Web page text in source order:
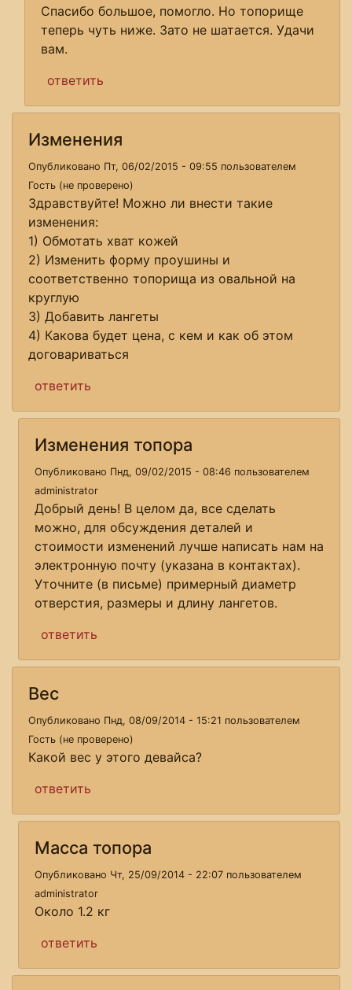
Спасибо большое, помогло. Но топорище
теперь чуть ниже. Зато не шатается. Удачи
вам.
ответить
Изменения
Опубликовано Пт, 06/02/2015 - 09:55 пользователем
Гость (не проверено)
Здравствуйте! Можно ли внести такие
изменения:
1) Обмотать хват кожей
2) Изменить форму проушины и
соответственно топорища из овальной на
круглую
3) Добавить лангеты
4) Какова будет цена, с кем и как об этом
договариваться
ответить
Изменения топора
Опубликовано Пнд, 09/02/2015 - 08:46 пользователем
administrator
Добрый день! В целом да, все сделать
можно, для обсуждения деталей и
стоимости изменений лучше написать нам на
электронную почту (указана в контактах).
Уточните (в письме) примерный диаметр
отверстия, размеры и длину лангетов.
ответить
Вес
Опубликовано Пнд, 08/09/2014 - 15:21 пользователем
Гость (не проверено)
Какой вес у этого девайса?
ответить
Масса топора
Опубликовано Чт, 25/09/2014 - 22:07 пользователем
administrator
Около 1.2 кг
ответить